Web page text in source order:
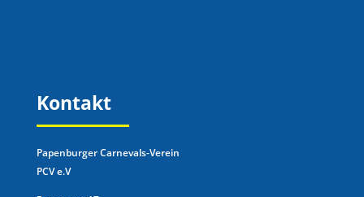
Kontakt
Papenburger Carnevals-Verein
PCV e.V